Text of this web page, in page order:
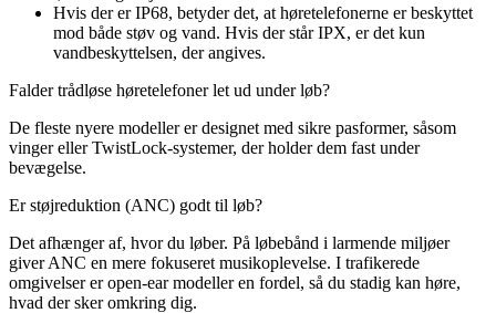
Hvis der er IP68, betyder det, at høretelefonerne er beskyttet
mod både støv og vand. Hvis der står IPX, er det kun
vandbeskyttelsen, der angives.
Falder trådløse høretelefoner let ud under løb?
De fleste nyere modeller er designet med sikre pasformer, såsom
vinger eller TwistLock-systemer, der holder dem fast under
bevægelse.
Er støjreduktion (ANC) godt til løb?
Det afhænger af, hvor du løber. På løbebånd i larmende miljøer
giver ANC en mere fokuseret musikoplevelse. I trafikerede
omgivelser er open-ear modeller en fordel, så du stadig kan høre,
hvad der sker omkring dig.